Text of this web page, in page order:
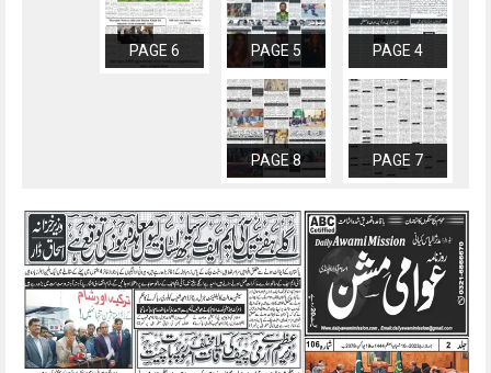
PAGE 4
PAGE 5
PAGE 6
PAGE 7
PAGE 8